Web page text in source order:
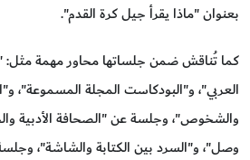
بعنوان "ماذا يقرأ جيل كرة القدم".
كما تُناقش ضمن جلساتها محاور مهمة مثل:
العربي"، و"البودكاست المجلة المسموعة"،
والشخوص"، وجلسة عن "الصحافة الأدبية
وصل"، و"السرد بين الكتابة والشاشة"، وجلسة